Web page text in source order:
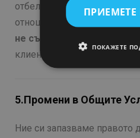
отбелязани в крайната
отношение на събирането
не събира
информация,
клиентите
5.Промени в Общите
Ние си запазваме
ПОКАЖЕТЕ